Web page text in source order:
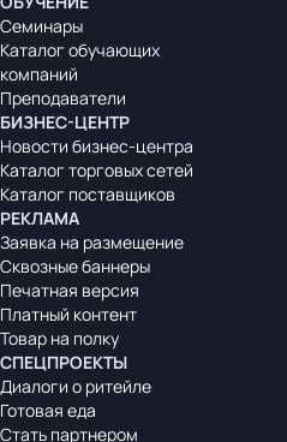
Семинары
Каталог обучающих
компаний
Преподаватели
БИЗНЕС-ЦЕНТР
Новости бизнес-центра
Каталог торговых сетей
Каталог поставщиков
РЕКЛАМА
Заявка на размещение
Сквозные баннеры
Печатная версия
Платный контент
Товар на полку
СПЕЦПРОЕКТЫ
Диалоги о ритейле
Готовая еда
Стать партнером